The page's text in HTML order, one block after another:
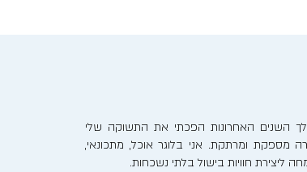
השנים האחרונות הפכתי את התשוקה שלי
מספקת ומרתקת. אני בלוגר אוכל, מתכונאי,
ליצירת חוויות בישול בלתי נשכחות.